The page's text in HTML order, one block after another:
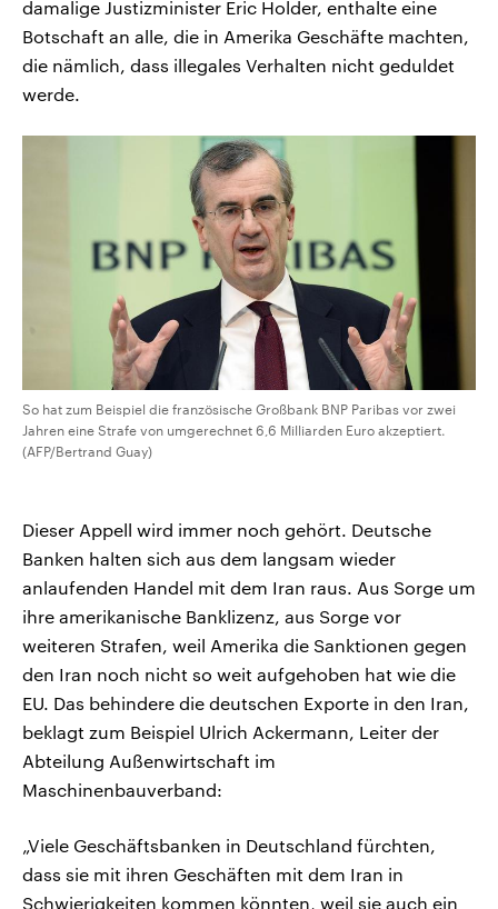
damalige Justizminister Eric Holder, enthalte eine
Botschaft an alle, die in Amerika Geschäfte machten,
die nämlich, dass illegales Verhalten nicht geduldet
werde.
So hat zum Beispiel die französische Großbank BNP Paribas vor zwei
Jahren eine Strafe von umgerechnet 6,6 Milliarden Euro akzeptiert.
(AFP/Bertrand Guay)
Dieser Appell wird immer noch gehört. Deutsche
Banken halten sich aus dem langsam wieder
anlaufenden Handel mit dem Iran raus. Aus Sorge um
ihre amerikanische Banklizenz, aus Sorge vor
weiteren Strafen, weil Amerika die Sanktionen gegen
den Iran noch nicht so weit aufgehoben hat wie die
EU. Das behindere die deutschen Exporte in den Iran,
beklagt zum Beispiel Ulrich Ackermann, Leiter der
Abteilung Außenwirtschaft im
Maschinenbauverband:
„Viele Geschäftsbanken in Deutschland fürchten,
dass sie mit ihren Geschäften mit dem Iran in
Schwierigkeiten kommen könnten, weil sie auch ein